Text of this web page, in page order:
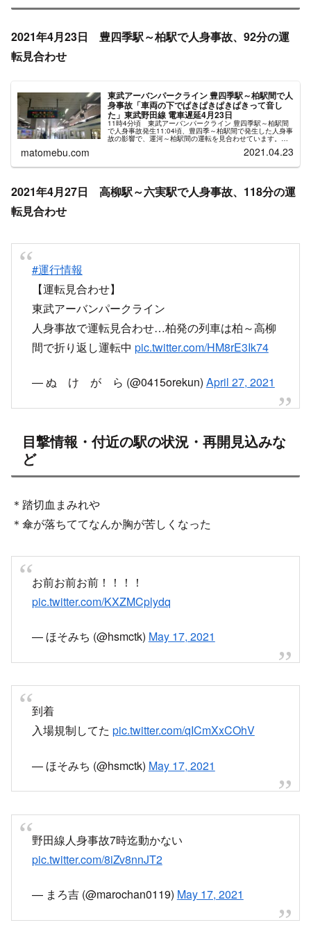
2021年4月23日 豊四季駅～柏駅で人身事故、92分の運
転見合わせ
東武アーバンパークライン 豊四季駅～柏駅間で人
身事故「車両の下でぱきぱきぱきぱきって音し
た」東武野田線 電車遅延4月23日
11時4分頃 東武アーバンパークライン 豊四季駅～柏駅間
で人身事故発生11:04頃、豊四季～柏駅間で発生した人身事
故の影響で、運河～柏駅間の運転を見合わせています。東
武アーバンパークライン 人身事故の再開目安2021年4月8
matomebu.com 2021.04.23
2021年4月27日 高柳駅～六実駅で人身事故、118分の運
転見合わせ
#運行情報
【運転見合わせ】
東武アーバンパークライン
人身事故で運転見合わせ…柏発の列車は柏～高柳
間で折り返し運転中 pic.twitter.com/HM8rE3Ik74
— ぬ け が ら (@0415orekun) April 27, 2021
目撃情報・付近の駅の状況・再開見込みな
ど
＊踏切血まみれや
＊傘が落ちててなんか胸が苦しくなった
お前お前お前！！！！
pic.twitter.com/KXZMCplydq
— ほそみち (@hsmctk) May 17, 2021
到着
入場規制してた pic.twitter.com/qICmXxCOhV
— ほそみち (@hsmctk) May 17, 2021
野田線人身事故7時迄動かない
pic.twitter.com/8iZv8nnJT2
— まろ吉 (@marochan0119) May 17, 2021